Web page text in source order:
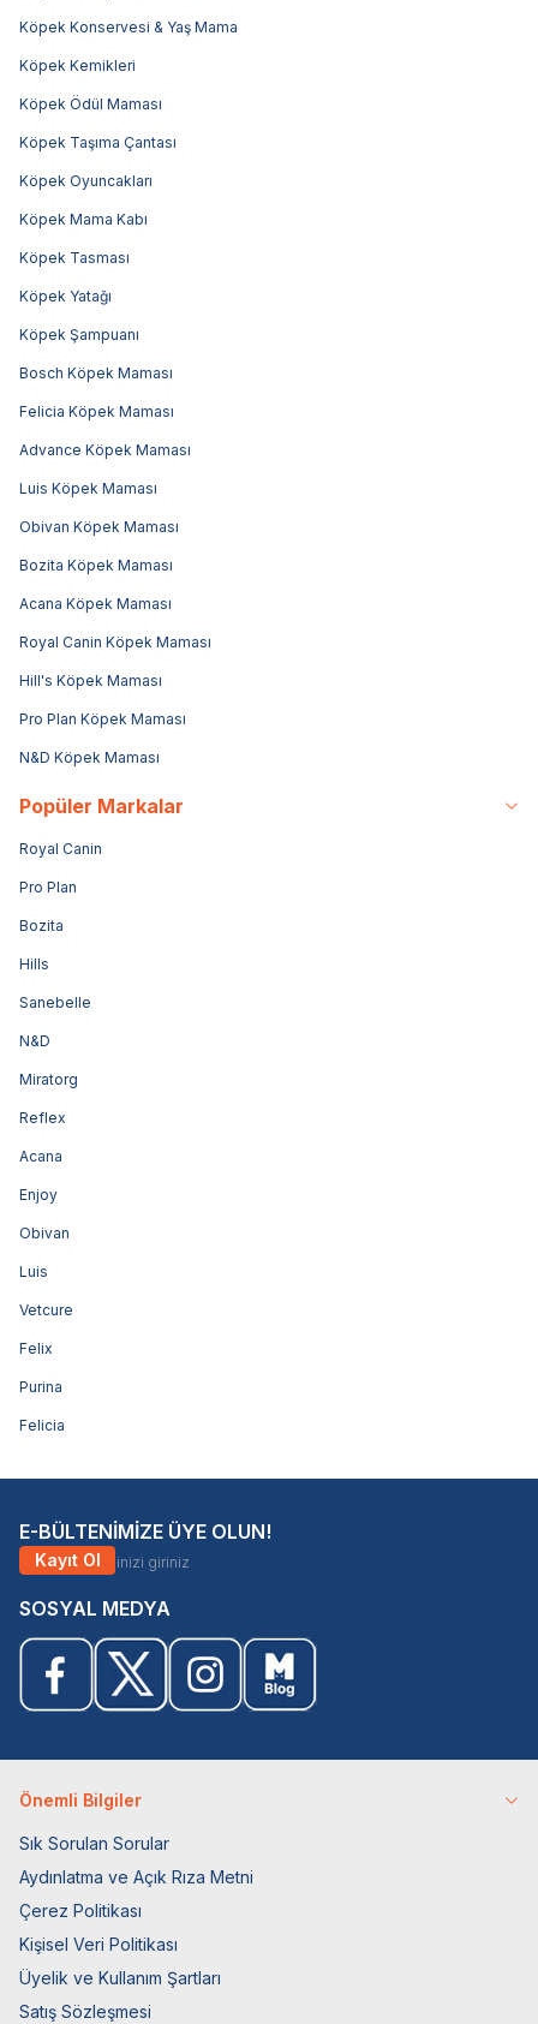
Köpek Konservesi & Yaş Mama
Köpek Kemikleri
Köpek Ödül Maması
Köpek Taşıma Çantası
Köpek Oyuncakları
Köpek Mama Kabı
Köpek Tasması
Köpek Yatağı
Köpek Şampuanı
Bosch Köpek Maması
Felicia Köpek Maması
Advance Köpek Maması
Luis Köpek Maması
Obivan Köpek Maması
Bozita Köpek Maması
Acana Köpek Maması
Royal Canin Köpek Maması
Hill's Köpek Maması
Pro Plan Köpek Maması
N&D Köpek Maması
Popüler Markalar
Royal Canin
Pro Plan
Bozita
Hills
Sanebelle
N&D
Miratorg
Reflex
Acana
Enjoy
Obivan
Luis
Vetcure
Felix
Purina
Felicia
E-BÜLTENİMİZE ÜYE OLUN!
Kayıt Ol
SOSYAL MEDYA
Önemli Bilgiler
Sık Sorulan Sorular
Aydınlatma ve Açık Rıza Metni
Çerez Politikası
Kişisel Veri Politikası
Üyelik ve Kullanım Şartları
Satış Sözleşmesi